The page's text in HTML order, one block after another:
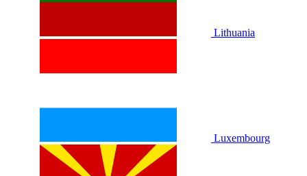
Lithuania
Luxembourg